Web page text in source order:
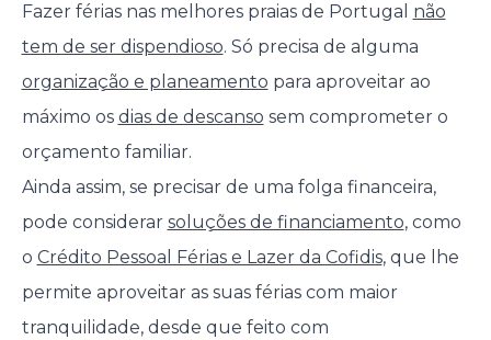
Fazer férias nas melhores praias de Portugal não
tem de ser dispendioso. Só precisa de alguma
organização e planeamento para aproveitar ao
máximo os dias de descanso sem comprometer o
orçamento familiar.
Ainda assim, se precisar de uma folga financeira,
pode considerar soluções de financiamento, como
o Crédito Pessoal Férias e Lazer da Cofidis, que lhe
permite aproveitar as suas férias com maior
tranquilidade, desde que feito com